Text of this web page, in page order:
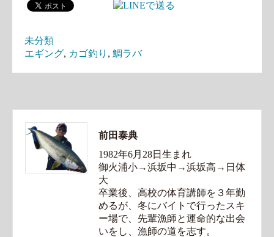
未分類
エギング, カゴ釣り , 鯛ラバ
前田泰典
1982年6月28日生まれ
御火浦小→浜坂中→浜坂高→日体
大
卒業後、高校の体育講師を３年勤
めるが、冬にバイトで行ったスキ
ー場で、先輩漁師と運命的な出会
いをし、漁師の道を志す。